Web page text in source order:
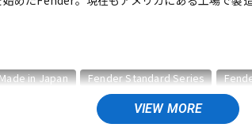
DTM オンラ レ
in Japan Fender Standard Series
レキギター/テレキャスター・TLタイプ エレキギ